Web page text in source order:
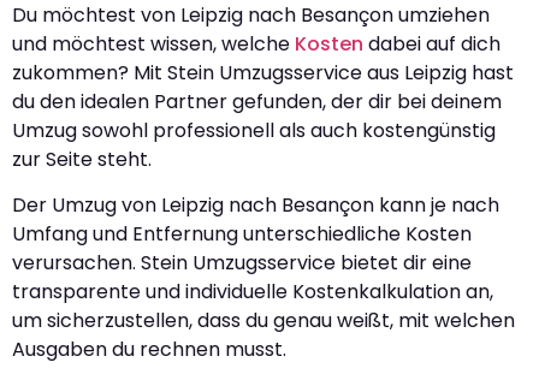
Du möchtest von Leipzig nach Besançon umziehen
und möchtest wissen, welche Kosten dabei auf dich
zukommen? Mit Stein Umzugsservice aus Leipzig hast
du den idealen Partner gefunden, der dir bei deinem
Umzug sowohl professionell als auch kostengünstig
zur Seite steht.
Der Umzug von Leipzig nach Besançon kann je nach
Umfang und Entfernung unterschiedliche Kosten
verursachen. Stein Umzugsservice bietet dir eine
transparente und individuelle Kostenkalkulation an,
um sicherzustellen, dass du genau weißt, mit welchen
Ausgaben du rechnen musst.